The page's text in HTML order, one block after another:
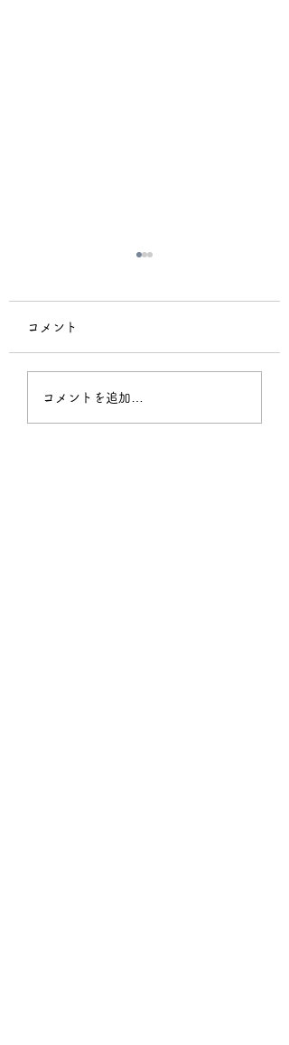
プライバシーポリシ
ー 花粉速報
コメント
コメントを追加…